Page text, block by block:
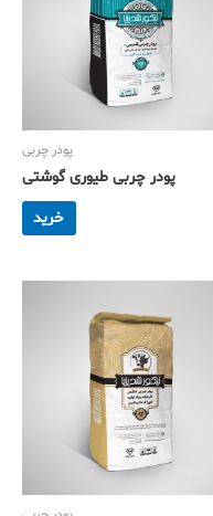
پودر چربی
پودر چربی طیوری گوشتی
خرید